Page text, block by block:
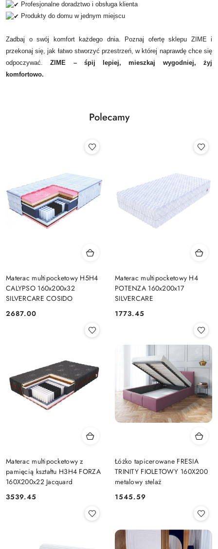
Profesjonalne doradztwo i obsługa klienta
Produkty do domu w jednym miejscu
Zadbaj o swój komfort każdego dnia. Poznaj ofertę sklepu ZIME i
przekonaj się, jak łatwo stworzyć przestrzeń, w której naprawdę chce się
odpoczywać.ZIME – śpij lepiej, mieszkaj wygodniej, żyj
komfortowo.
Polecamy
Materac multipocketowy H5H4
CALYPSO 160x200x32
SILVERCARE COSIDO
Cena:
2687.00
Materac multipocketowy H4
POTENZA 160x200x17
SILVERCARE
Cena:
1773.45
Materac multipocketowy z
pamięcią kształtu H3H4 FORZA
160X200x22 Jacquard
Cena:
3539.45
Łóżko tapicerowane FRESIA
TRINITY FIOLETOWY 160X200
metalowy stelaż
Cena:
1545.59